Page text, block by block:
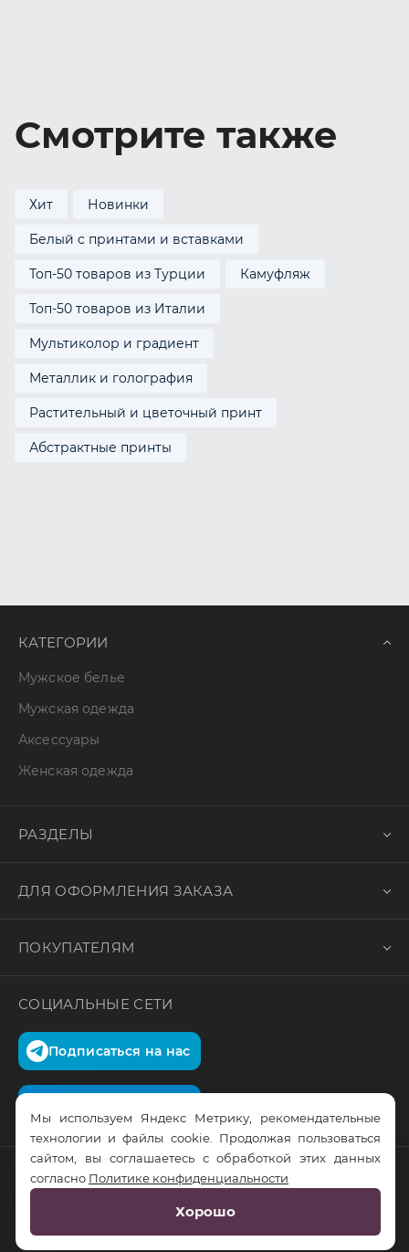
Смотрите также
Хит Новинки
Белый с принтами и вставками
Топ-50 товаров из Турции Камуфляж
Топ-50 товаров из Италии
Мультиколор и градиент
Металлик и голография
Растительный и цветочный принт
Абстрактные принты
КАТЕГОРИИ
Мужское белье
Мужская одежда
Аксессуары
Женская одежда
РАЗДЕЛЫ
ДЛЯ ОФОРМЛЕНИЯ ЗАКАЗА
ПОКУПАТЕЛЯМ
СОЦИАЛЬНЫЕ СЕТИ
Подписаться на нас
© RusTrus. 2011-2026. Все права защищены
RS Digital
Мы используем Яндекс Метрику, рекомендательные
технологии и файлы cookie. Продолжая пользоваться
сайтом, вы соглашаетесь с обработкой этих данных
согласно Политике конфиденциальности
Хорошо